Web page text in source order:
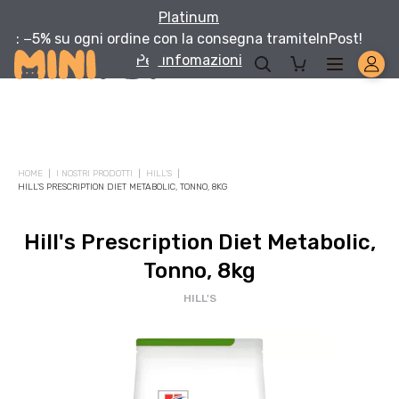
Platinum
: −5% su ogni ordine con la consegna tramiteInPost!
Per infomazioni
HOME I NOSTRI PRODOTTI
HILL'S
HILL'S PRESCRIPTION DIET METABOLIC, TONNO, 8KG
Hill's Prescription Diet Metabolic,
Tonno, 8kg
HILL'S
Aggiungi un prodotto Platinum al carrello e ricevi il 5